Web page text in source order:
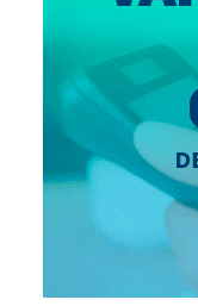
Para Você
Clube de
Valores
Reserva de